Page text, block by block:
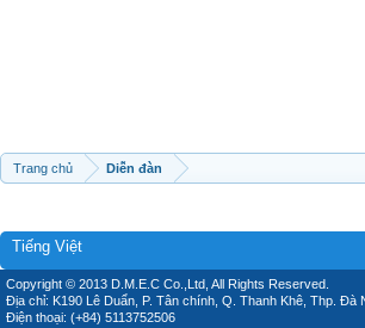
Trang chủ Diễn đàn
Tiếng Việt
Copyright © 2013 D.M.E.C Co.,Ltd, All Rights Reserved.
Địa chỉ: K190 Lê Duẩn, P. Tân chính, Q. Thanh Khê, Thp. Đà
Điện thoại: (+84) 5113752506